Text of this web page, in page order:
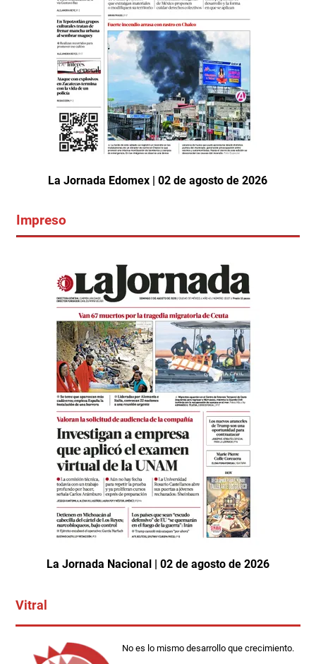
La Jornada Edomex | 02 de agosto de 2026
Impreso
La Jornada Nacional | 02 de agosto de 2026
Vitral
No es lo mismo desarrollo que crecimiento.